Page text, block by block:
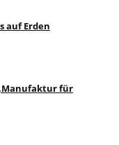
auf Erden
für